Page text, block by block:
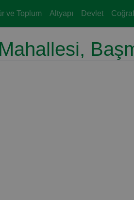
ve Toplum Altyapı Devlet